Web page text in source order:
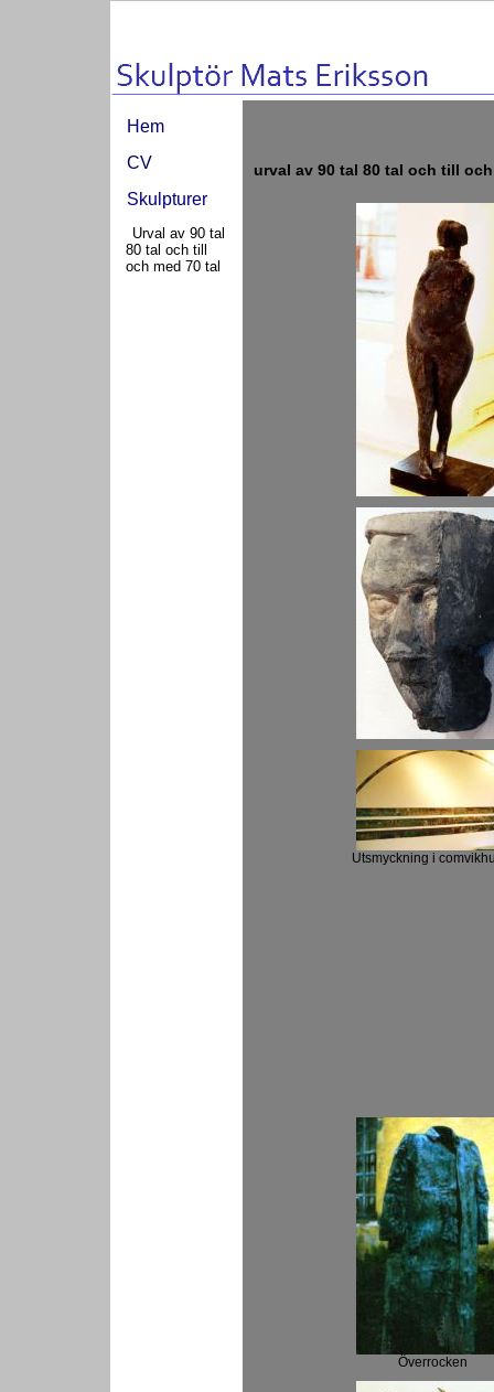
Hem
CV
Skulpturer
Urval av 90 tal
80 tal och till
och med 70 tal
urval av 90 tal 80 tal och till
Utsmyckning i
Överrocken